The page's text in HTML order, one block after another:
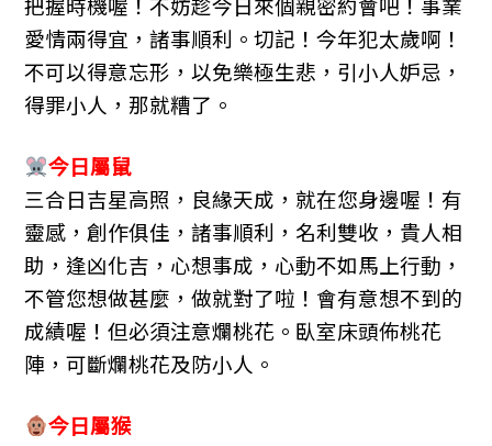
愛情兩得宜，諸事順利。切記！今年犯太歲啊！
不可以得意忘形，以免樂極生悲，引小人妒忌，
得罪小人，那就糟了。
今日屬鼠
三合日吉星高照，良緣天成，就在您身邊喔！有
靈感，創作俱佳，諸事順利，名利雙收，貴人相
助，逢凶化吉，心想事成，心動不如馬上行動，
不管您想做甚麼，做就對了啦！會有意想不到的
成績喔！但必須注意爛桃花。臥室床頭佈桃花
陣，可斷爛桃花及防小人。
今日屬猴